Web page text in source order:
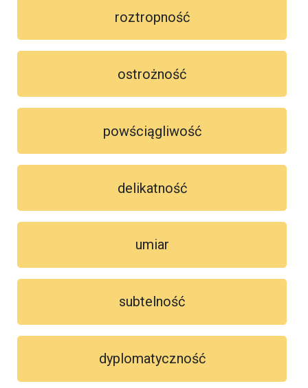
roztropność
ostrożność
powściągliwość
delikatność
umiar
subtelność
dyplomatyczność